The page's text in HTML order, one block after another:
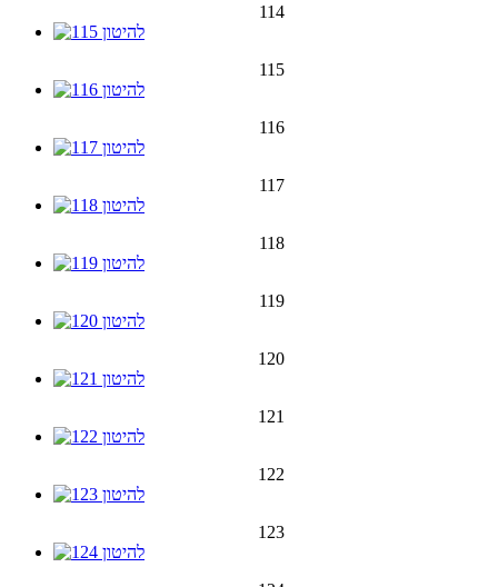
114
115
116
117
118
119
120
121
122
123